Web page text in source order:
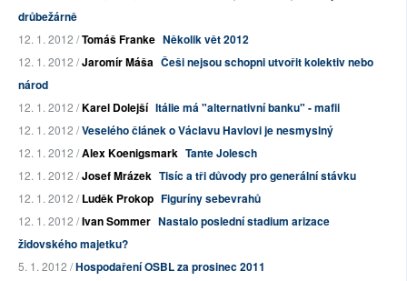
drůbežárně
12. 1. 2012 /Tomáš Franke Několik vět 2012
12. 1. 2012 /Jaromír Máša Češi nejsou schopni utvořit kolektiv nebo
národ
12. 1. 2012 /Karel Dolejší Itálie má "alternativní banku" - mafii
12. 1. 2012 /Veselého článek o Václavu Havlovi je nesmyslný
12. 1. 2012 /Alex Koenigsmark Tante Jolesch
12. 1. 2012 /Josef Mrázek Tisíc a tři důvody pro generální stávku
12. 1. 2012 /Luděk Prokop Figuríny sebevrahů
12. 1. 2012 /Ivan Sommer Nastalo poslední stadium arizace
židovského majetku?
5. 1. 2012 /Hospodaření OSBL za prosinec 2011